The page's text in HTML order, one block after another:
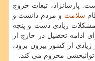
پارسانژاد، تبعات خروج
سلامت و مردم دانست و
زیادی دست و پنجه
ادامه تحصیل در خارج از
از كشور بیرون برود،
توانبخشی محروم می كند.